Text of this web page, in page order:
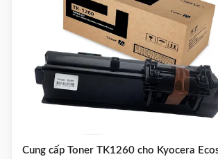
AR5618 Sharp
MX 235 AT Các
hộp mực cho
máy
photocopy
tương thích
AR5623d
Cung cấp Toner TK1260 cho Kyocera